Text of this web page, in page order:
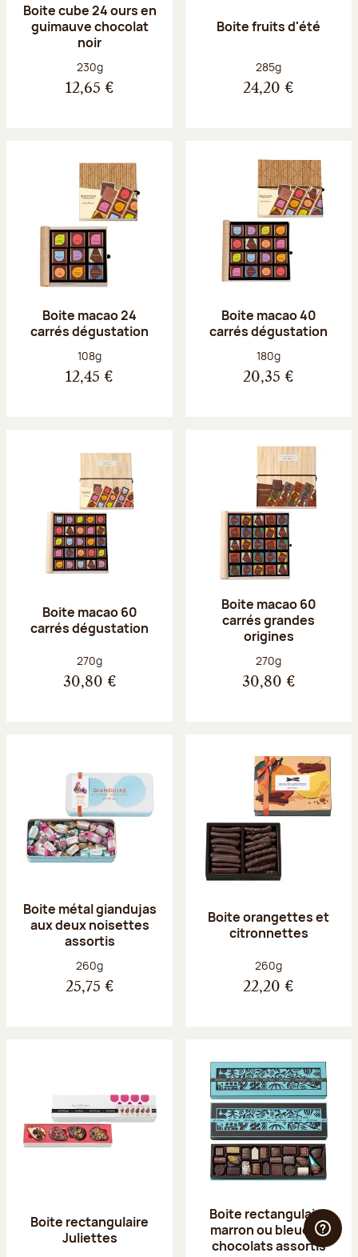
Boite cube 24 ours en
guimauve chocolat
noir
Poids net :
230g
12,65 €
Boite fruits d'été
Poids net :
285g
24,20 €
Boite macao 24
carrés dégustation
Poids net :
108g
12,45 €
Boite macao 40
carrés dégustation
Poids net :
180g
20,35 €
Boite macao 60
carrés dégustation
Poids net :
270g
30,80 €
Boite macao 60
carrés grandes
origines
Poids net :
270g
30,80 €
Boite métal giandujas
aux deux noisettes
assortis
Poids net :
260g
25,75 €
Boite orangettes et
citronnettes
Poids net :
260g
22,20 €
Boite rectangulaire
Juliettes
Boite rectangulaire
marron ou bleue 23
chocolats assortis